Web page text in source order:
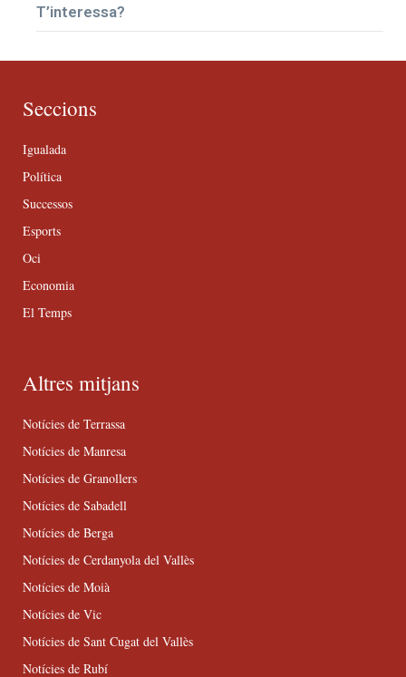
T’interessa?
Seccions
Igualada
Política
Successos
Esports
Oci
Economia
El Temps
Altres mitjans
Notícies de Terrassa
Notícies de Manresa
Notícies de Granollers
Notícies de Sabadell
Notícies de Berga
Notícies de Cerdanyola del Vallès
Notícies de Moià
Notícies de Vic
Notícies de Sant Cugat del Vallès
Notícies de Rubí